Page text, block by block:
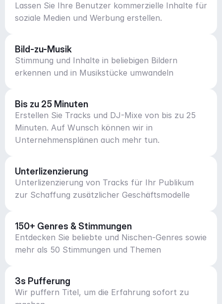
Lassen Sie Ihre Benutzer kommerzielle Inhalte für
soziale Medien und Werbung erstellen.
Bild-zu-Musik
Stimmung und Inhalte in beliebigen Bildern
erkennen und in Musikstücke umwandeln
Bis zu 25 Minuten
Erstellen Sie Tracks und DJ-Mixe von bis zu 25
Minuten. Auf Wunsch können wir in
Unternehmensplänen auch mehr tun.
Unterlizenzierung
Unterlizenzierung von Tracks für Ihr Publikum
zur Schaffung zusätzlicher Geschäftsmodelle
150+ Genres & Stimmungen
Entdecken Sie beliebte und Nischen-Genres sowie
mehr als 50 Stimmungen und Themen
3s Pufferung
Wir puffern Titel, um die Erfahrung sofort zu